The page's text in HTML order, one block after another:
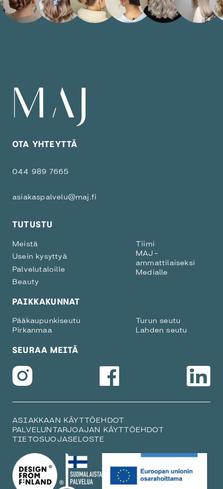
OTA YHTEYTTÄ
044 989 7665
asiakaspalvelu@maj.fi
TUTUSTU
Meistä
Usein kysyttyä
Palvelutaloille
Beauty
Tiimi
MAJ-
ammattilaiseksi
Medialle
PAIKKAKUNNAT
Pääkaupunkiseutu
Pirkanmaa
Turun seutu
Lahden seutu
SEURAA MEITÄ
ASIAKKAAN KÄYTTÖEHDOT
PALVELUNTARJOAJAN KÄYTTÖEHDOT
TIETOSUOJASELOSTE